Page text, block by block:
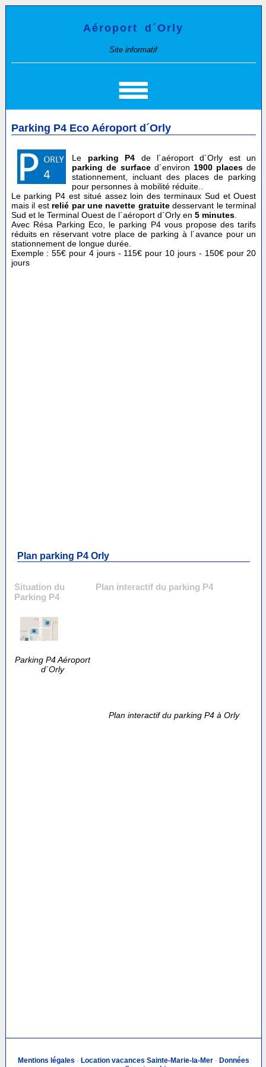
Aéroport d´Orly
Site informatif
Parking P4 Eco Aéroport d´Orly
Le parking P4 de l´aéroport d´Orly est un
parking de surfaced´environ 1900 places de
stationnement, incluant des places de parking
pour personnes à mobilité réduite..
Le parking P4 est situé assez loin des terminaux Sud et Ouest
mais il est relié par une navette gratuitedesservant le terminal
Sud et le Terminal Ouest de l´aéroport d´Orly en 5 minutes.
Avec Résa Parking Eco, le parking P4 vous propose des tarifs
réduits en réservant votre place de parking à l´avance pour un
stationnement de longue durée.
Exemple : 55€ pour 4 jours - 115€ pour 10 jours - 150€ pour 20
jours
Plan parking P4 Orly
Situation du
Parking P4
Parking P4 Aéroport
d´Orly
Plan interactif du parking P4
Plan interactif du parking P4 à Orly
Mentions légales - Location vacances Sainte-Marie-la-Mer- Données